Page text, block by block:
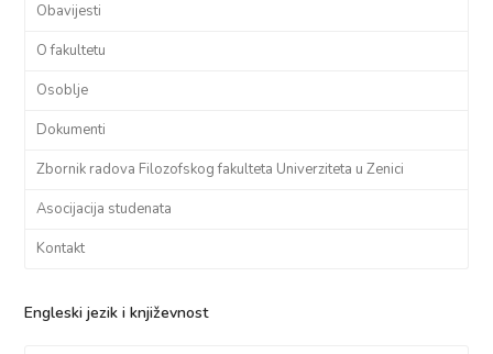
Obavijesti
O fakultetu
Osoblje
Dokumenti
Zbornik radova Filozofskog fakulteta Univerziteta u Zenici
Asocijacija studenata
Kontakt
Engleski jezik i književnost